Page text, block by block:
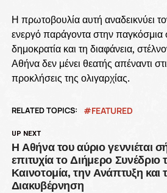
Η πρωτοβουλία αυτή αναδεικνύει
ενεργό παράγοντα στην παγκόσμια
δημοκρατία και τη διαφάνεια,
Αθήνα δεν μένει θεατής απέναντι
προκλήσεις της ολιγαρχίας.
RELATED TOPICS: FEATURED
UP NEXT
Η Αθήνα του αύριο γεννιέται
επιτυχία το Διήμερο
Καινοτομία, την Ανάπτυξη
Διακυβέρνηση